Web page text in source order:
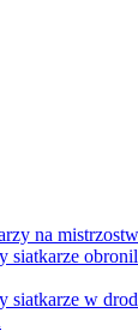
na
siatkarze
siatkarze w